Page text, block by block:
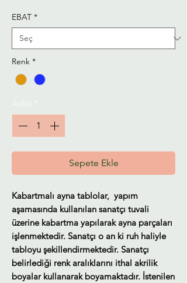
EBAT *
Renk *
Sepete Ekle
Kabartmalı ayna tablolar, yapım
aşamasında kullanılan sanatçı tuvali
üzerine kabartma yapılarak ayna parçaları
işlenmektedir. Sanatçı o an ki ruh haliyle
tabloyu şekillendirmektedir. Sanatçı
belirlediği renk aralıklarını ithal akrilik
boyalar kullanarak boyamaktadır. İstenilen